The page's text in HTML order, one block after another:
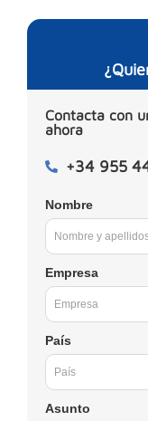
Contacta con
ahora
+34 955
Nombre
Empresa
País
Asunto